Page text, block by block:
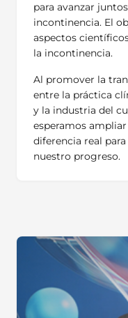
para avanzar
incontinencia. El
aspectos
la incontinencia.
Al promover la
entre la práctica
y la industria del
esperamos
diferencia real
nuestro progreso.